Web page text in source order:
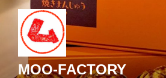
MOO-FACTORY